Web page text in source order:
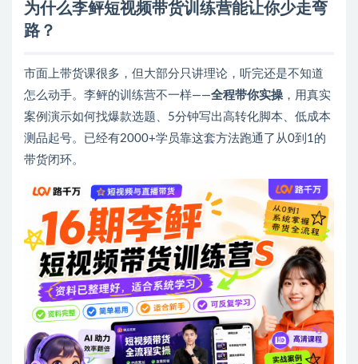
为什么李鲆短视频带货训练营能让你少走弯
路？
市面上带货课很多，但大部分只讲理论，听完还是不知道
怎么动手。李鲆的训练营不一样——全程带你实操 ，用真实
案例演示如何找爆款选题、5分钟写出高转化脚本、低成本
测品起号。已经有2000+学员靠这套方法跑通了从0到1的
带货闭环。